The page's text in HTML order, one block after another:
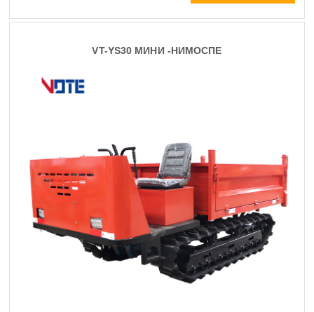
VT-YS30 МИНИ -НИМОСПЕ